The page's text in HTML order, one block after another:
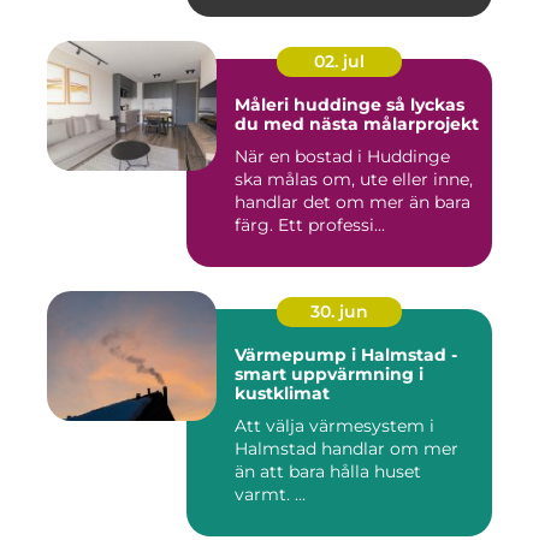
02. jul
Måleri huddinge så lyckas
du med nästa målarprojekt
När en bostad i Huddinge
ska målas om, ute eller inne,
handlar det om mer än bara
färg. Ett professi...
30. jun
Värmepump i Halmstad -
smart uppvärmning i
kustklimat
Att välja värmesystem i
Halmstad handlar om mer
än att bara hålla huset
varmt. ...